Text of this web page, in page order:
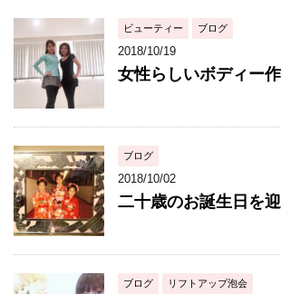
ビューティー ブログ
2018/10/19
女性らしいボディー
ブログ
2018/10/02
二十歳のお誕生日を
ブログ リフトアップ泡会